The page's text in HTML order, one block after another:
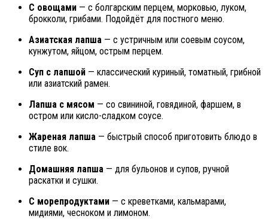
С овощами — с болгарским перцем, морковью, луком,
брокколи, грибами. Подойдёт для постного меню.
Азиатская лапша — с устричным или соевым соусом,
кунжутом, яйцом, острым перцем.
Суп с лапшой — классический куриный, томатный, грибной
или азиатский рамен.
Лапша с мясом — со свининой, говядиной, фаршем, в
остром или кисло-сладком соусе.
Жареная лапша — быстрый способ приготовить блюдо в
стиле вок.
Домашняя лапша — для бульонов и супов, ручной
раскатки и сушки.
С морепродуктами — с креветками, кальмарами,
мидиями, чесноком и лимоном.